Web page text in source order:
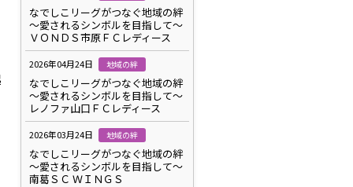
なでしこリーグがつなぐ地域の絆
～愛されるシンボルを目指して～
ＶＯＮＤＳ市原ＦＣレディース
2026年04月24日 地域の絆
なでしこリーグがつなぐ地域の絆
～愛されるシンボルを目指して～
レノファ山口ＦＣレディース
2026年03月24日 地域の絆
なでしこリーグがつなぐ地域の絆
～愛されるシンボルを目指して～
南葛ＳＣ ＷＩＮＧＳ